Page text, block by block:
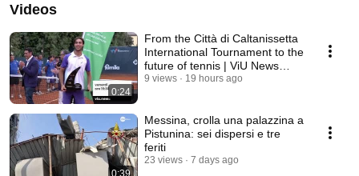
Videos
0:24
From the Città di Caltanissetta
International Tournament to the
future of tennis | ViU News
Special
9 views 19 hours ago
0:39
Messina, crolla una palazzina a
Pistunina: sei dispersi e tre
feriti
23 views 7 days ago